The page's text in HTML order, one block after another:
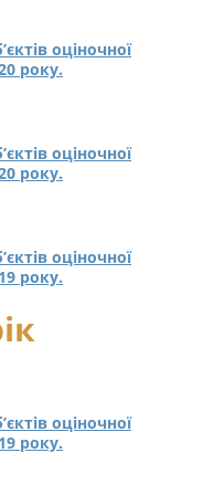
оціночної
року.
оціночної
року.
оціночної
року.
оціночної
року.